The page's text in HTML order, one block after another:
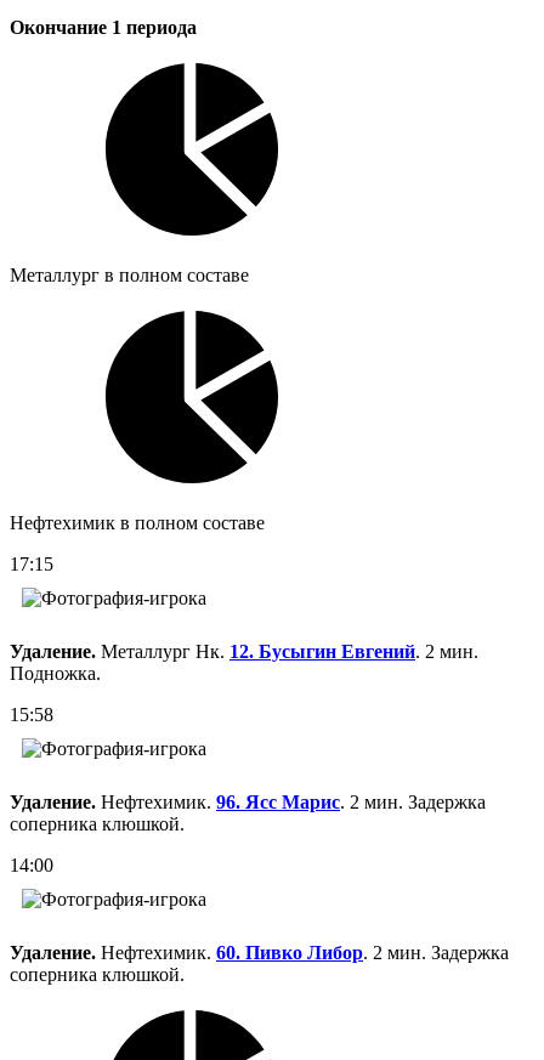
Окончание 1 периода
Металлург в полном составе
Нефтехимик в полном составе
17:15
Удаление. Металлург Нк. 12. Бусыгин Евгений. 2 мин.
Подножка.
15:58
Удаление. Нефтехимик. 96. Ясс Марис. 2 мин. Задержка
соперника клюшкой.
14:00
Удаление. Нефтехимик. 60. Пивко Либор. 2 мин. Задержка
соперника клюшкой.